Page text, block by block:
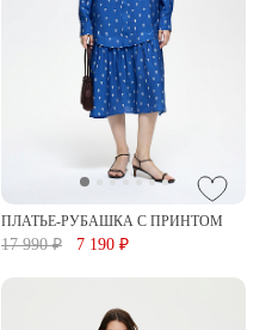
ПЛАТЬЕ-РУБАШКА С ПРИНТОМ
17 990 ₽ 7 190 ₽